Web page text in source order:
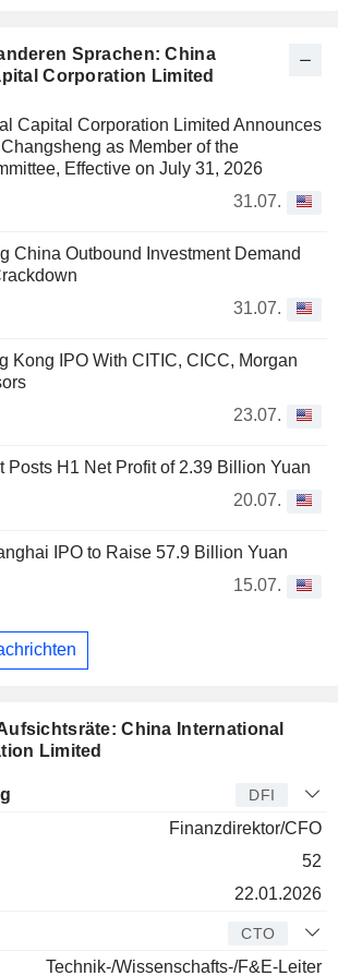
Sprachen: China
Corporation Limited
Capital Corporation Limited Announces
as Member of the
Effective on July 31, 2026
31.07.
China Outbound Investment Demand
31.07.
Kong IPO With CITIC, CICC, Morgan
23.07.
Posts H1 Net Profit of 2.39 Billion Yuan
20.07.
IPO to Raise 57.9 Billion Yuan
15.07.
China International
Limited
DFI
Finanzdirektor/CFO
52
22.01.2026
CTO
Technik-/Wissenschafts-/F&E-Leiter